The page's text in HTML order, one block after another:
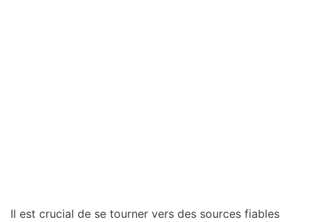
Il est crucial de se tourner vers des sources fiables